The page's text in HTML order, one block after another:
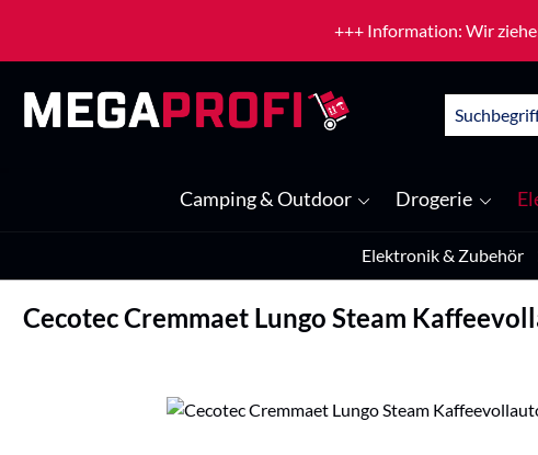
+++ Information: Wir
Camping & Outdoor Drogerie
Elektronik & Zubehör
Cecotec Cremmaet Lungo Steam
Bildergalerie überspringen